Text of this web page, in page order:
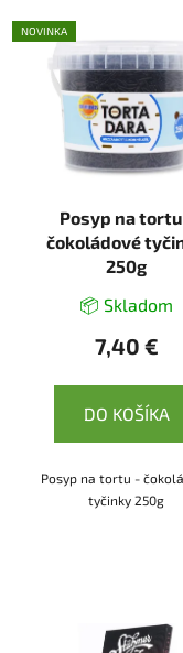
NOVINKA
Posyp na
čokoládové
250g
📦 Skladom
7,40 €
DO KOŠÍKA
Posyp na tortu -
tyčinky 250g